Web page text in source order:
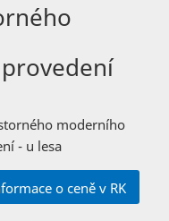
moderního
- u lesa
o ceně v RK